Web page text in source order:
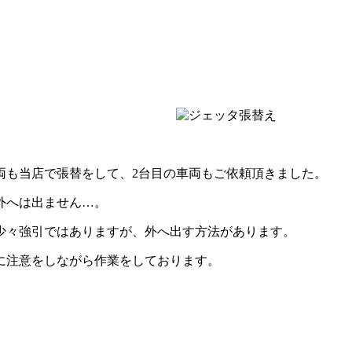
当店で張替をして、2台目の車両もご依頼頂きました。
へは出ません…。
強引ではありますが、外へ出す方法があります。
意をしながら作業をしております。